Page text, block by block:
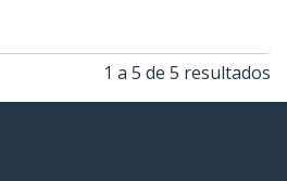
1 a 5 de 5 resultados